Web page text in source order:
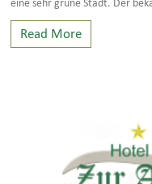
Read More